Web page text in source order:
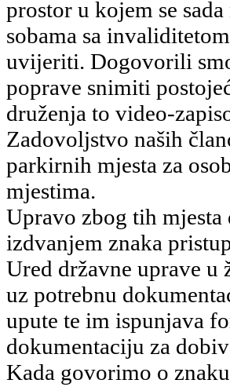
prostor u kojem se
sobama sa
uvijeriti. Dogovorili
poprave snimiti
druženja to video-
Zadovoljstvo naših
parkirnih mjesta za
mjestima.
Upravo zbog tih mjesta
izdvanjem znaka
Ured državne uprave
uz potrebnu
upute te im ispunjava
dokumentaciju za
Kada govorimo o